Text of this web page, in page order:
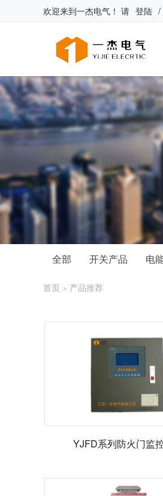
欢迎来到一杰电气 ！ 请 登陆 /
全部 开关产品 电
首页 > 产品推荐
YJFD系列防火门监